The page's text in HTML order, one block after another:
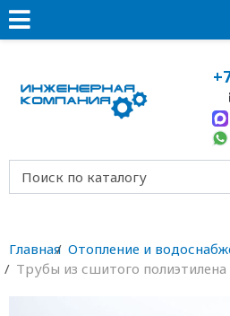
Главная Отопление и
Трубы из сшитого полиэтилена